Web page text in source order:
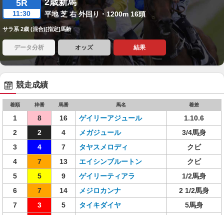
5R
11:30
2歳新馬
平地 芝 右 外回り・1200m 16頭
サラ系 2歳 (混合)[指定]馬齢
データ分析 オッズ 結果
競走成績
着順 枠番 馬番 馬名 着差
1 8 16 ゲイリーアジュール
1.10.6
2
2 4 メガジュール
3/4馬身
3
4 7 タヤスメロディ
クビ
4
7 13 エイシンブルートン
クビ
5
5 9 ゲイリーティアラ
1/2馬身
6
7 14 メジロカンナ
2 1/2馬身
7
3 5 タイキダイヤ
5馬身